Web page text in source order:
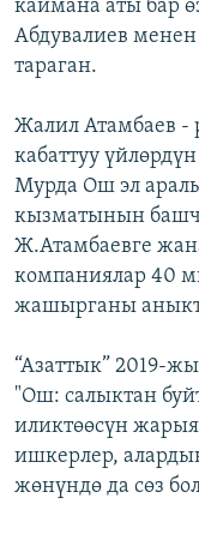
каймана аты бар
Абдувалиев
тараган.
Жалил Атамбаев -
кабаттуу
Мурда Ош эл
кызматынын
Ж.Атамбаевге
компаниялар 40
жашырганы
“Азаттык” 2019-
"Ош: салыктан
иликтөөсүн
ишкерлер,
жөнүндө да сөз